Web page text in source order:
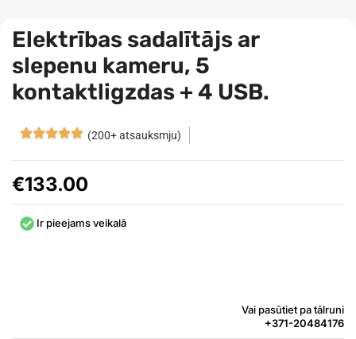
Elektrības sadalītājs ar
slepenu kameru, 5
kontaktligzdas + 4 USB.
(200+ atsauksmju)
€133.00
Ir pieejams veikalā
Vai pasūtiet pa tālruni
+371-20484176